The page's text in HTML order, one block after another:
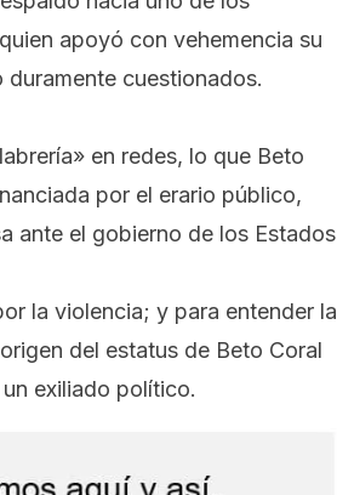
apoyó con vehemencia su
cuestionados.
en redes, lo que Beto
por el erario público,
ante el gobierno de los Estados
la violencia; y para entender la
del estatus de Beto Coral
exiliado político.